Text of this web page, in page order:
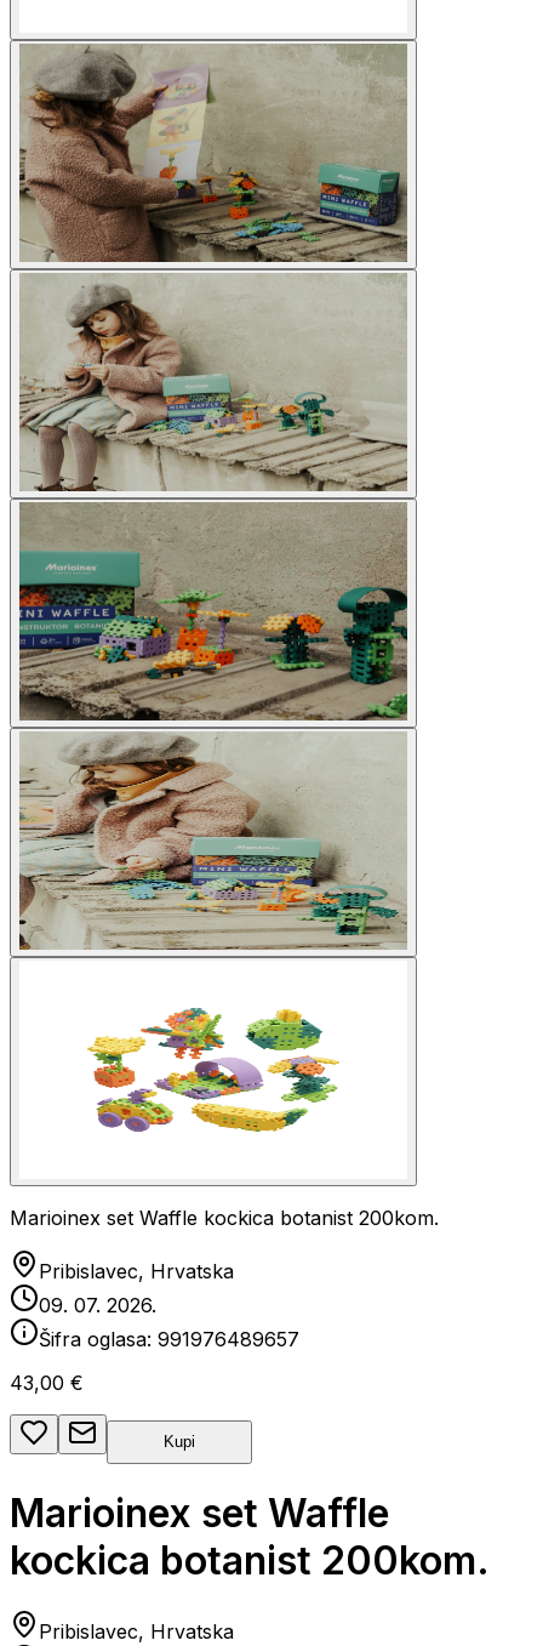
Marioinex set Waffle kockica botanist 200kom.
Pribislavec, Hrvatska
09. 07. 2026.
Šifra oglasa: 991976489657
43,00 €
Kupi
Marioinex set Waffle
kockica botanist 200kom.
Pribislavec, Hrvatska